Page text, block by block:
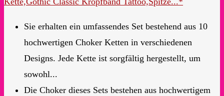
Sie erhalten ein umfassendes Set bestehend aus 10
hochwertigen Choker Ketten in verschiedenen
Designs. Jede Kette ist sorgfältig hergestellt, um
sowohl...
Die Choker dieses Sets bestehen aus hochwertigem